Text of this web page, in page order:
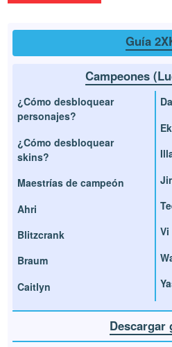
Guía
Campeones
¿Cómo desbloquear
personajes?
¿Cómo desbloquear
skins?
Maestrías de campeón
Ahri
Blitzcrank
Braum
Caitlyn
Vi
Descargar